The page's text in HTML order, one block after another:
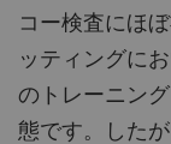
コー検査にほ
ッティングに
のトレーニン
態です。した